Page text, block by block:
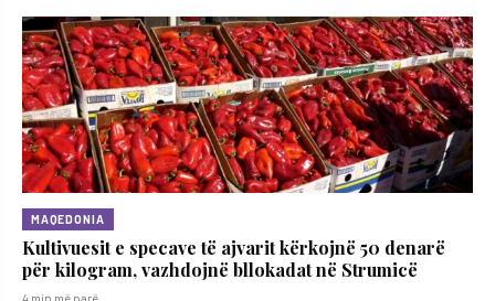
MAQEDONIA
Kultivuesit e specave të ajvarit kërkojnë 50 denarë
për kilogram, vazhdojnë bllokadat në Strumicë
4 min më parë